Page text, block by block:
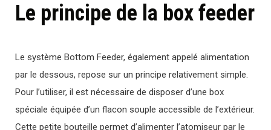
Le principe de la box feeder
Le système Bottom Feeder, également appelé alimentation
par le dessous, repose sur un principe relativement simple.
Pour l’utiliser, il est nécessaire de disposer d’une box
spéciale équipée d’un flacon souple accessible de l’extérieur.
Cette petite bouteille permet d’alimenter l’atomiseur par le